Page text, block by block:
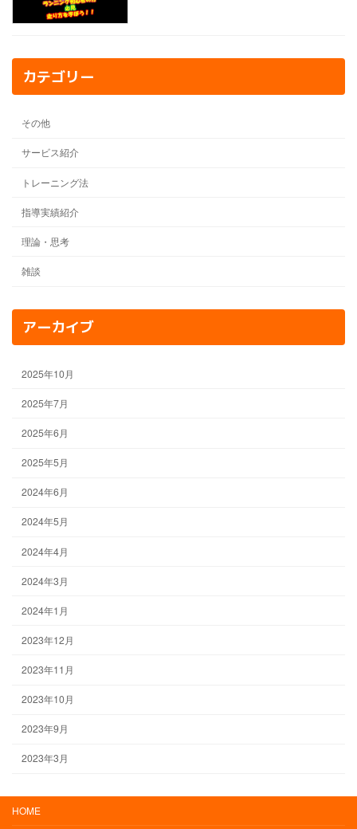
カテゴリー
その他
サービス紹介
トレーニング法
指導実績紹介
理論・思考
雑談
アーカイブ
2025年10月
2025年7月
2025年6月
2025年5月
2024年6月
2024年5月
2024年4月
2024年3月
2024年1月
2023年12月
2023年11月
2023年10月
2023年9月
2023年3月
HOME